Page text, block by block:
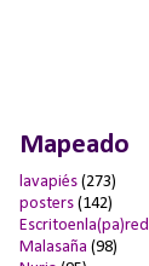
Mapeado
lavapiés (273)
posters (142)
Escritoenla(pa)red
Malasaña (98)